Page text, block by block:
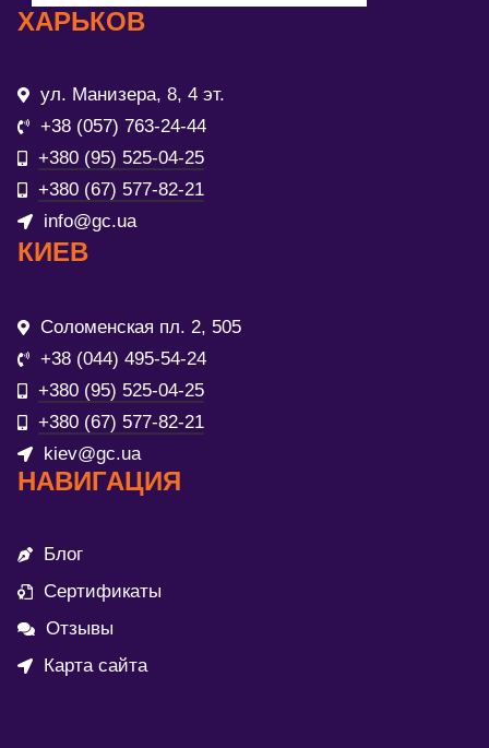
ХАРЬКОВ
ул. Манизера, 8, 4 эт.
+38 (057) 763-24-44
+380 (95) 525-04-25
+380 (67) 577-82-21
info@gc.ua
КИЕВ
Соломенская пл. 2, 505
+38 (044) 495-54-24
+380 (95) 525-04-25
+380 (67) 577-82-21
kiev@gc.ua
НАВИГАЦИЯ
Блог
Сертификаты
Отзывы
Карта сайта